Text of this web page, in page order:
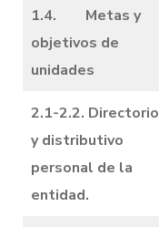
1.4. Metas y
objetivos de
unidades
2.1-2.2. Directorio
y distributivo
personal de la
entidad.